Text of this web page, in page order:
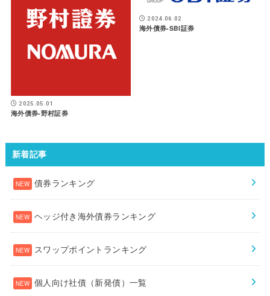
2025.05.01
海外債券-野村証券
2024.06.02
海外債券-SBI証券
新着記事
債券ランキング
ヘッジ付き海外債券ランキング
スワップポイントランキング
個人向け社債（新発債）一覧